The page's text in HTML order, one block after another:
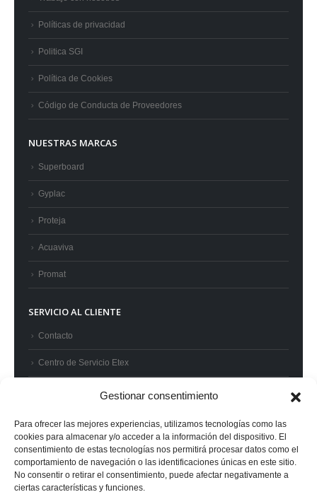
Gestionar consentimiento
Para ofrecer las mejores experiencias, utilizamos tecnologías como las
cookies para almacenar y/o acceder a la información del dispositivo. El
consentimiento de estas tecnologías nos permitirá procesar datos como el
comportamiento de navegación o las identificaciones únicas en este sitio.
No consentir o retirar el consentimiento, puede afectar negativamente a
ciertas características y funciones.
Políticas de privacidad
Politica SGI
Política de Cookies
Código de Conducta de Proveedores
NUESTRAS MARCAS
Superboard
Gyplac
Proteja
Acuaviva
Promat
SERVICIO AL CLIENTE
Contacto
Centro de Servicio Etex
Superintendencia de Industria y Comercio